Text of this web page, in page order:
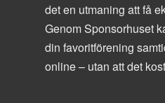
det en utmaning att få
Genom Sponsorhuset
din favoritförening
online – utan att det